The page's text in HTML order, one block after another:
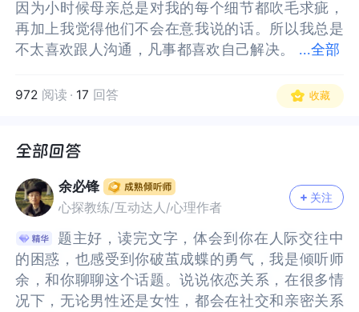
...全部
因为小时候母亲总是对我的每个细节都吹毛求疵，
再加上我觉得他们不会在意我说的话。所以我总是
不太喜欢跟人沟通，凡事都喜欢自己解决。
喜欢跟大家解释，总是觉得他可能不需要知道这
些，我就不说了。让我说我还觉得很烦。导致现在
么改善？
因为小时候母亲总是对我的每个细节都吹毛求疵，
再加上我觉得他们不会在意我说的话。所以我总是
不太喜欢跟人沟通，凡事都喜欢自己解决。但现在
大家解释，总是觉得他可能不需要知道这些，我就
不说了。让我说我还觉得很烦。导致现在一遇到比
972 阅读 · 17 回答 收藏
余必锋
心探教练/互动达人/心理作者
关注
题主好，读完文字，体会到你在人际交往中
的困惑，也感受到你破茧成蝶的勇气，我是倾听师
余，和你聊聊这个话题。说说依恋关系，在很多情
况下，无论男性还是女性，都会在社交和亲密关系
的困惑，也感受到你破茧成蝶的勇气，我是倾听师
余，和你聊聊这个话题。说说依恋关系，在很多情
况下，无论男性还是女性，都会在社交和亲密关系